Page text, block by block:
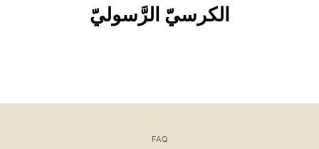
الكرسيّ الرَّسوليّ
FAQ